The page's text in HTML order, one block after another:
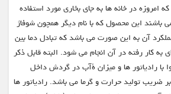
امروزه در خانه ها به جای بخاری مورد استفاده
باشند این محصول که با نام دیگر همچون شوفاژ
آن به این صورت می باشد که تبادل دما بین
کار رفته در آن انجام می شود. البته قابل ذکر
رادیاتور ها و میزان ۀآب در گردش داخل
ضریب تولید حرارت و گرما می باشد. رادیاتور ها